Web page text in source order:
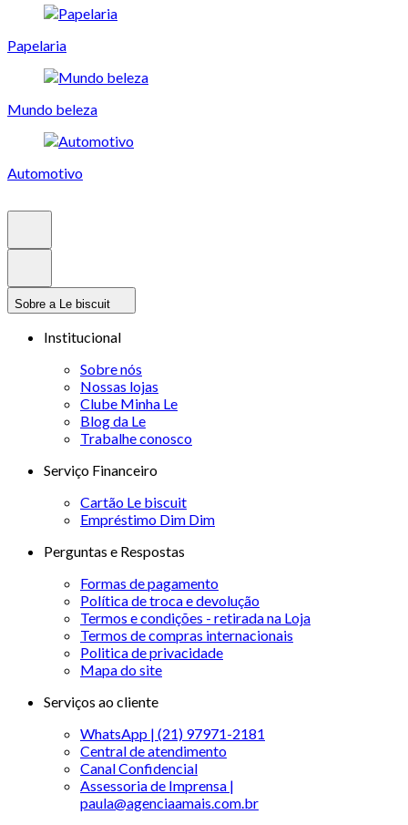
Papelaria
Mundo beleza
Automotivo
Sobre a Le biscuit
Institucional
Sobre nós
Nossas lojas
Clube Minha Le
Blog da Le
Trabalhe conosco
Serviço Financeiro
Cartão Le biscuit
Empréstimo Dim Dim
Perguntas e Respostas
Formas de pagamento
Política de troca e devolução
Termos e condições - retirada na Loja
Termos de compras internacionais
Politica de privacidade
Mapa do site
Serviços ao cliente
WhatsApp | (21) 97971-2181
Central de atendimento
Canal Confidencial
Assessoria de Imprensa |
paula@agenciaamais.com.br